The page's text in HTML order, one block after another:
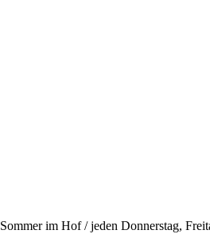
Sommer im Hof / jeden Donnerstag,